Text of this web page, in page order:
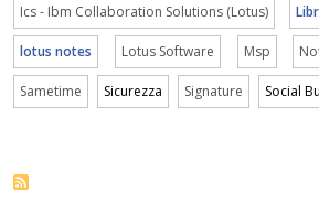
Ics - Ibm Collaboration Solutions (Lotus)
lotus notes Lotus Software Msp
Sametime Sicurezza Signature Social